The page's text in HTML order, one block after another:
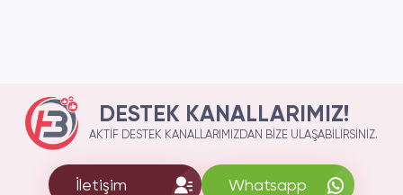
DESTEK KANALLARIMIZ!
AKTIF DESTEK KANALLARIMIZDAN BIZE ULAŞABILIRSINIZ.
İletişim Whatsapp